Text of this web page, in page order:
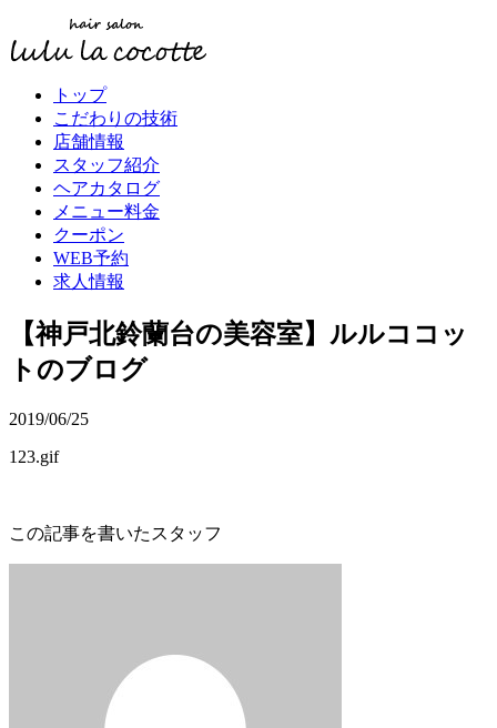
トップ
こだわりの技術
店舗情報
スタッフ紹介
ヘアカタログ
メニュー料金
クーポン
WEB予約
求人情報
【神戸北鈴蘭台の美容室】ルルココッ
トのブログ
2019/06/25
123.gif
この記事を書いたスタッフ